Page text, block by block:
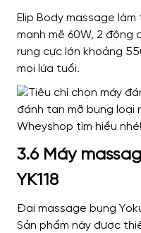
Elip Body massage
mạnh mẽ 60W, 2 động
rung cực lớn khoảng
mọi lứa tuổi.
3.6 Máy
YK118
Đai massage bụng
Sản phẩm này được